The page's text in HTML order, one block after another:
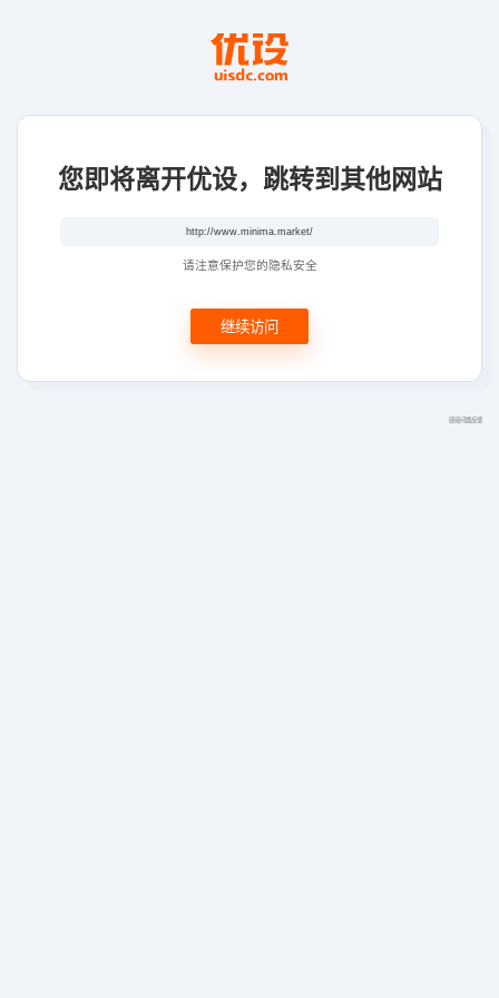
您即将离开优设，跳转到其他网站
请注意保护您的隐私安全
继续访问
链接问题反馈